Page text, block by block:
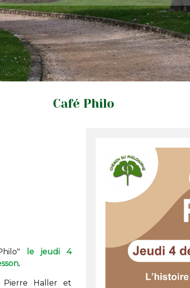
Café Philo
le jeudi 4
.
Pierre Haller et